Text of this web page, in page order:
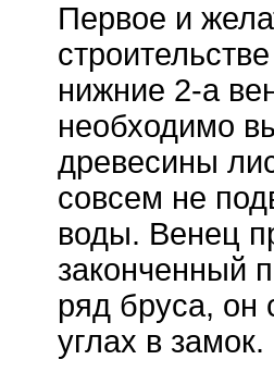
Первое и
нижние 2-а
необходимо
древесины
совсем не
воды. Венец
законченный
ряд бруса, он
углах в замок.